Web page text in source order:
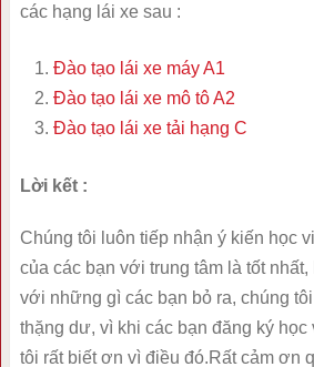
các hạng lái xe sau :
Đào tạo lái xe máy A1
Đào tạo lái xe mô tô A2
Đào tạo lái xe tải hạng C
Lời kết :
Chúng tôi luôn tiếp nhận ý kiến học
của các bạn với trung tâm là tốt
với những gì các bạn bỏ ra, chúng
thặng dư, vì khi các bạn đăng ký
tôi rất biết ơn vì điều đó.Rất cảm ơn